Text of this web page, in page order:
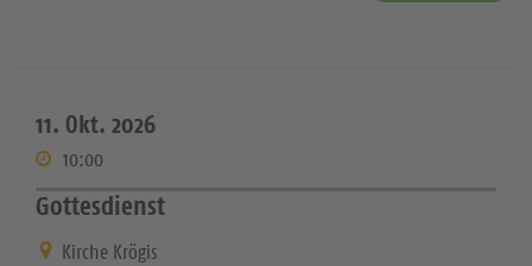
11. Okt. 2026
10:00
Gottesdienst
Kirche Krögis